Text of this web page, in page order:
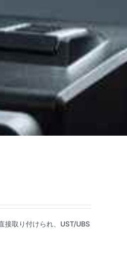
接取り付けられ、UST/UBS